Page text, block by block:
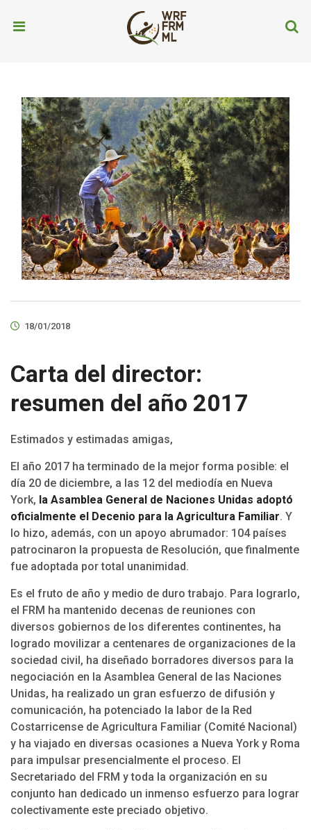
18/01/2018
Carta del director:
resumen del año 2017
Estimados y estimadas amigas,
El año 2017 ha terminado de la mejor forma posible: el
día 20 de diciembre, a las 12 del mediodía en Nueva
York, la Asamblea General de Naciones Unidas adoptó
oficialmente el Decenio para la Agricultura Familiar. Y
lo hizo, además, con un apoyo abrumador: 104 países
patrocinaron la propuesta de Resolución, que finalmente
fue adoptada por total unanimidad.
Es el fruto de año y medio de duro trabajo. Para lograrlo,
el FRM ha mantenido decenas de reuniones con
diversos gobiernos de los diferentes continentes, ha
logrado movilizar a centenares de organizaciones de la
sociedad civil, ha diseñado borradores diversos para la
negociación en la Asamblea General de las Naciones
Unidas, ha realizado un gran esfuerzo de difusión y
comunicación, ha potenciado la labor de la Red
Costarricense de Agricultura Familiar (Comité Nacional)
y ha viajado en diversas ocasiones a Nueva York y Roma
para impulsar presencialmente el proceso. El
Secretariado del FRM y toda la organización en su
conjunto han dedicado un inmenso esfuerzo para lograr
colectivamente este preciado objetivo.